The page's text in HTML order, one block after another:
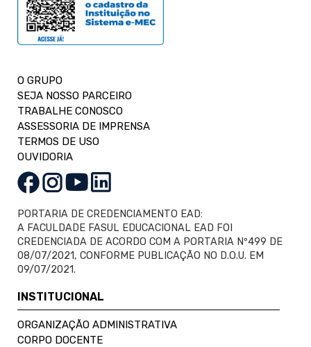
O GRUPO
SEJA NOSSO PARCEIRO
TRABALHE CONOSCO
ASSESSORIA DE IMPRENSA
TERMOS DE USO
OUVIDORIA
PORTARIA DE CREDENCIAMENTO EAD:
A FACULDADE FASUL EDUCACIONAL EAD FOI
CREDENCIADA DE ACORDO COM A PORTARIA Nº499 DE
08/07/2021, CONFORME PUBLICAÇÃO NO D.O.U. EM
09/07/2021.
INSTITUCIONAL
ORGANIZAÇÃO ADMINISTRATIVA
CORPO DOCENTE